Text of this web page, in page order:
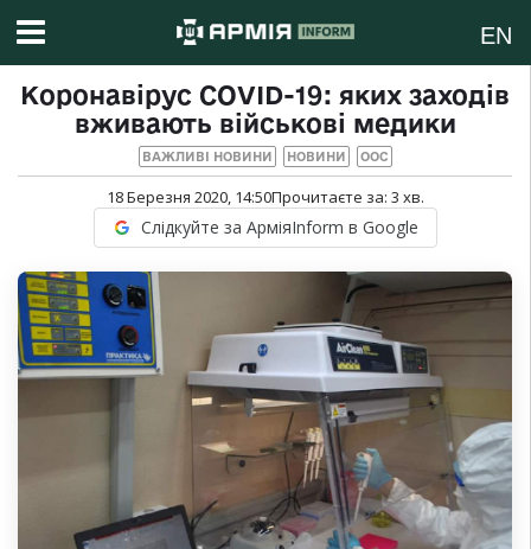
EN
Коронавірус COVID-19: яких заходів
вживають військові медики
ВАЖЛИВІ НОВИНИ НОВИНИ ООС
18 Березня 2020, 14:50Прочитаєте за: 3 хв.
Слідкуйте за АрміяInform в Google